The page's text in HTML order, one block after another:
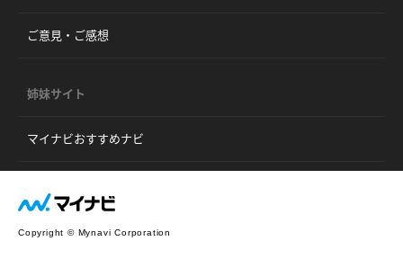
ご意見・ご感想
姉妹サイト
マイナビおすすめナビ
Copyright © Mynavi Corporation